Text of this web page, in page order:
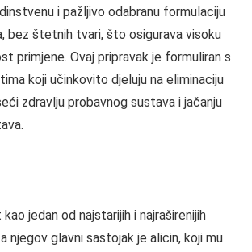
i pažljivo odabranu formulaciju
bez štetnih tvari, što osigurava visoku
primjene. Ovaj pripravak je formuliran s
koji učinkovito djeluju na eliminaciju
zdravlju probavnog sustava i jačanju
jedan od najstarijih i najraširenijih
njegov glavni sastojak je alicin, koji mu